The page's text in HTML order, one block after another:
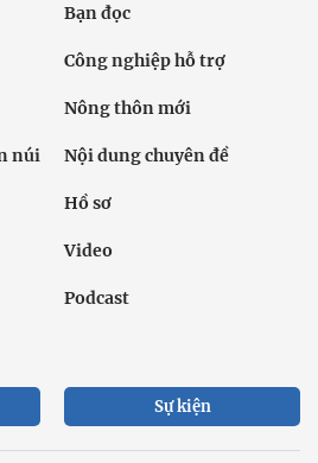
Bạn đọc
Công nghiệp hỗ trợ
Nông thôn mới
núi Nội dung chuyên đề
Hồ sơ
Video
Podcast
Sự kiện